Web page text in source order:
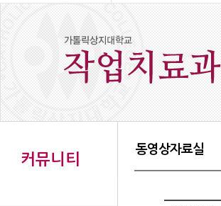
커뮤니티
동영상자료실